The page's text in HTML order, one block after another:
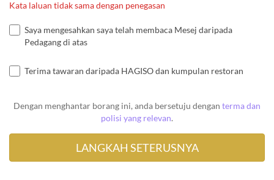
Kata laluan tidak sama dengan penegasan
Saya mengesahkan saya telah membaca Mesej daripada
Pedagang di atas
Terima tawaran daripada HAGISO dan kumpulan restoran
Dengan menghantar borang ini, anda bersetuju dengan terma dan
polisi yang relevan.